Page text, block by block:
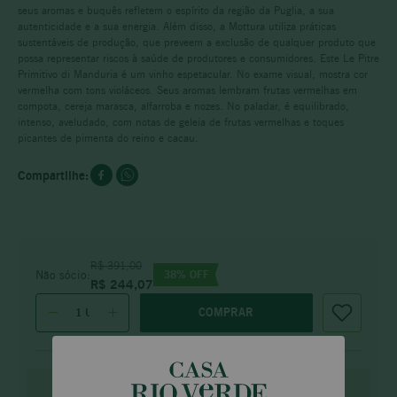
seus aromas e buquês refletem o espírito da região da Puglia, a sua
autenticidade e a sua energia. Além disso, a Mottura utiliza práticas
sustentáveis de produção, que preveem a exclusão de qualquer produto que
possa representar riscos à saúde de produtores e consumidores. Este Le Pitre
Primitivo di Manduria é um vinho espetacular. No exame visual, mostra cor
vermelha com tons violáceos. Seus aromas lembram frutas vermelhas em
compota, cereja marasca, alfarroba e nozes. No paladar, é equilibrado,
intenso, aveludado, com notas de geleia de frutas vermelhas e toques
picantes de pimenta do reino e cacau.
Não sócio:
R$ 244,07
38 % OFF
COMPRAR